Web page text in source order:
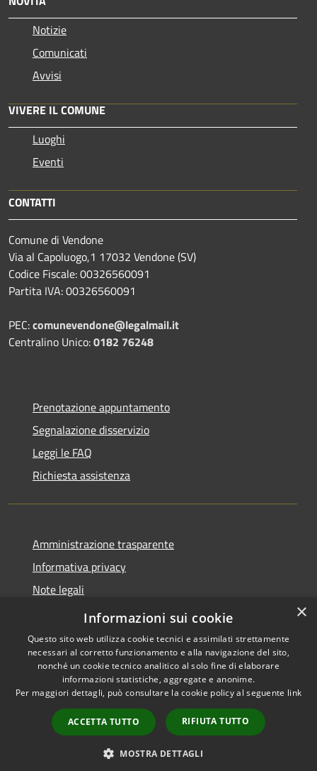
Notizie
Comunicati
Avvisi
VIVERE IL COMUNE
Luoghi
Eventi
CONTATTI
Comune di Vendone
Via al Capoluogo,1 17032 Vendone (SV)
Codice Fiscale: 00326560091
Partita IVA: 00326560091
PEC:comunevendone@legalmail.it
Centralino Unico:0182 76248
Prenotazione appuntamento
Segnalazione disservizio
Leggi le FAQ
Richiesta assistenza
Amministrazione trasparente
Informativa privacy
Note legali
Dichiarazione di accessibilità
Accessibilità
Copyright © 2026 • Comune di
Vendone • Powered by
Municipium•
Accesso
redazione
×
Informazioni sui cookie
Questo sito web utilizza cookie tecnici e assimilati strettamente
necessari al corretto funzionamento e alla navigazione del sito,
nonché un cookie tecnico analitico al solo fine di elaborare
informazioni statistiche, aggregate e anonime.
Per maggiori dettagli, può consultare la cookie policy al seguente link
ACCETTA TUTTO RIFIUTA TUTTO
MOSTRA DETTAGLI